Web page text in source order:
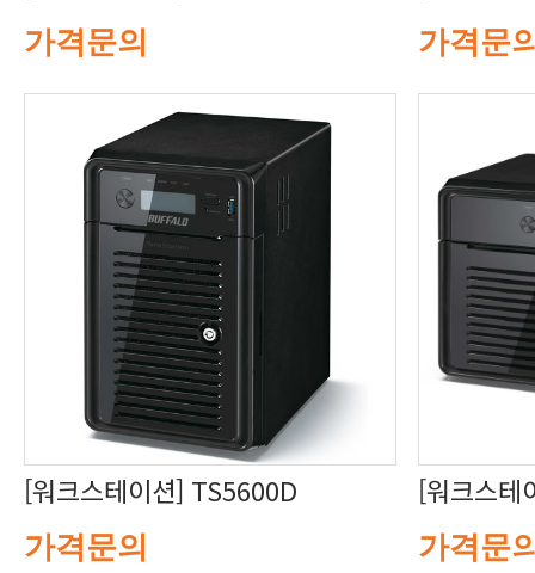
가격문의 가격문
[워크스테이션] TS5600D
가격문의
[워크스테
가격문